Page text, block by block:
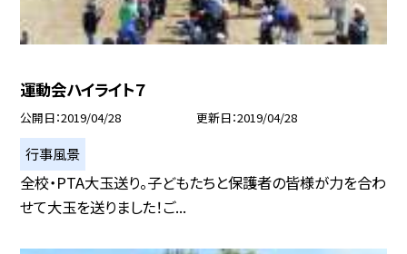
運動会ハイライト７
公開日 2019/04/28 更新日 2019/04/28
行事風景
全校・PTA大玉送り。子どもたちと保護者の皆様が力を合わ
せて大玉を送りました！ご...